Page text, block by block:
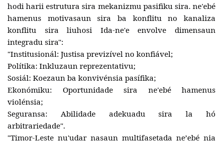
hodi harii estrutura sira mekanizmu pasifiku sira. ne'ebé
hamenus motivasaun sira ba konflitu no kanaliza
konflitu sira liuhosi Ida-ne'e envolve dimensaun
integradu sira":
"Institusionál: Justisa previzível no konfiável;
Polítika: Inkluzaun reprezentativu;
Sosiál: Koezaun ba konvivénsia pasífika;
Ekonómiku: Oportunidade sira ne'ebé hamenus
violénsia;
Seguransa: Abilidade adekuadu sira la hó
arbitrariedade".
"Timor-Leste nu'udar nasaun multifasetada neʼebé nia